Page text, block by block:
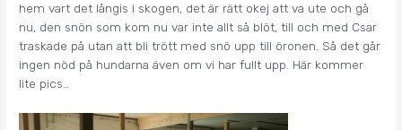
hem vart det långis i skogen, det är rätt okej att va ute och gå
nu, den snön som kom nu var inte allt så blöt, till och med Csar
traskade på utan att bli trött med snö upp till öronen. Så det går
ingen nöd på hundarna även om vi har fullt upp. Här kommer
lite pics…